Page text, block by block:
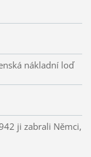
nákladní loď
ji zabrali Němci,